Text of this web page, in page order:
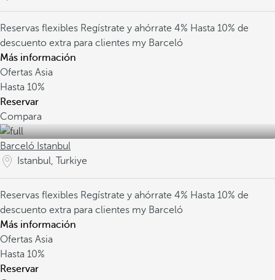
Reservas flexibles Regístrate y ahórrate 4% Hasta 10% de
descuento extra para clientes my Barceló
Más información
Ofertas Asia
Hasta 10%
Reservar
Compara
Barceló Istanbul
Istanbul, Turkiye
Reservas flexibles Regístrate y ahórrate 4% Hasta 10% de
descuento extra para clientes my Barceló
Más información
Ofertas Asia
Hasta 10%
Reservar